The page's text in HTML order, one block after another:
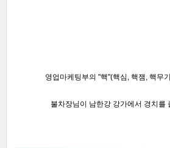
영업마케팅부의 "핵"(핵심, 핵잼, 핵무
불차장님이 남한강 강가에서 경치를